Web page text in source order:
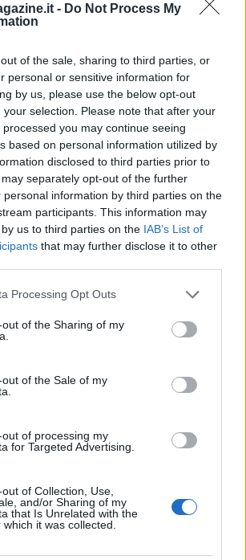
- Do Not Process My
of the sale, sharing to third parties, or
personal or sensitive information for
by us, please use the below opt-out
selection. Please note that after your
you may continue seeing
based on personal information utilized by
disclosed to third parties prior to
separately opt-out of the further
personal information by third parties on the
participants. This information may
us to third parties on the IAB’s List of
that may further disclose it to other
website/app uses one or more Google
visit or usage behaviour. You may click to
to Google and its third-party tags to
specified purposes in below Google
Processing Opt Outs
of the Sharing of my
of the Sale of my
of processing my
for Targeted Advertising.
of Collection, Use,
and/or Sharing of my
that Is Unrelated with the
it was collected.
affidabile: un investimento che esige
a 91.82 USD, ribassi diffusi tra le
Prezzo